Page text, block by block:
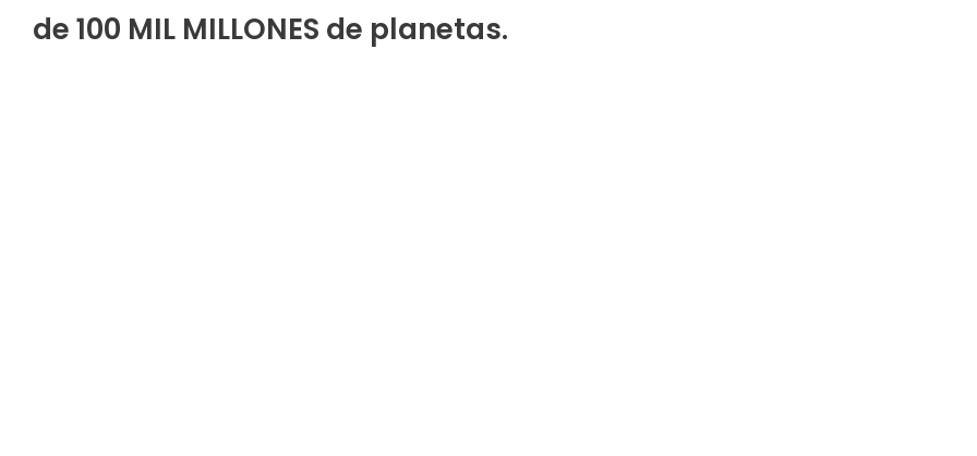
de 100 MIL MILLONES de planetas.